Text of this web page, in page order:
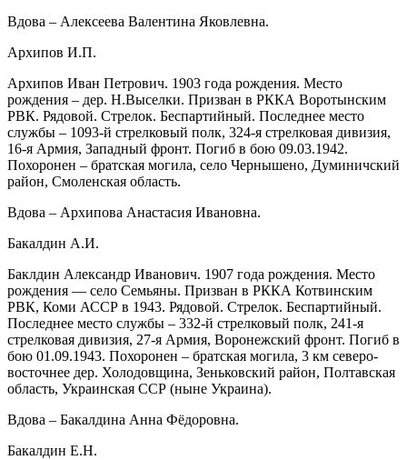
Вдова – Алексеева Валентина Яковлевна.
Архипов И.П.
Архипов Иван Петрович. 1903 года рождения. Место
рождения – дер. Н.Выселки. Призван в РККА Воротынским
РВК. Рядовой. Стрелок. Беспартийный. Последнее место
службы – 1093-й стрелковый полк, 324-я стрелковая дивизия,
16-я Армия, Западный фронт. Погиб в бою 09.03.1942.
Похоронен – братская могила, село Чернышено, Думиничский
район, Смоленская область.
Вдова – Архипова Анастасия Ивановна.
Бакалдин А.И.
Баклдин Александр Иванович. 1907 года рождения. Место
рождения — село Семьяны. Призван в РККА Котвинским
РВК, Коми АССР в 1943. Рядовой. Стрелок. Беспартийный.
Последнее место службы – 332-й стрелковый полк, 241-я
стрелковая дивизия, 27-я Армия, Воронежский фронт. Погиб в
бою 01.09.1943. Похоронен – братская могила, 3 км северо-
восточнее дер. Холодовщина, Зеньковский район, Полтавская
область, Украинская ССР (ныне Украина).
Вдова – Бакалдина Анна Фёдоровна.
Бакалдин Е.Н.